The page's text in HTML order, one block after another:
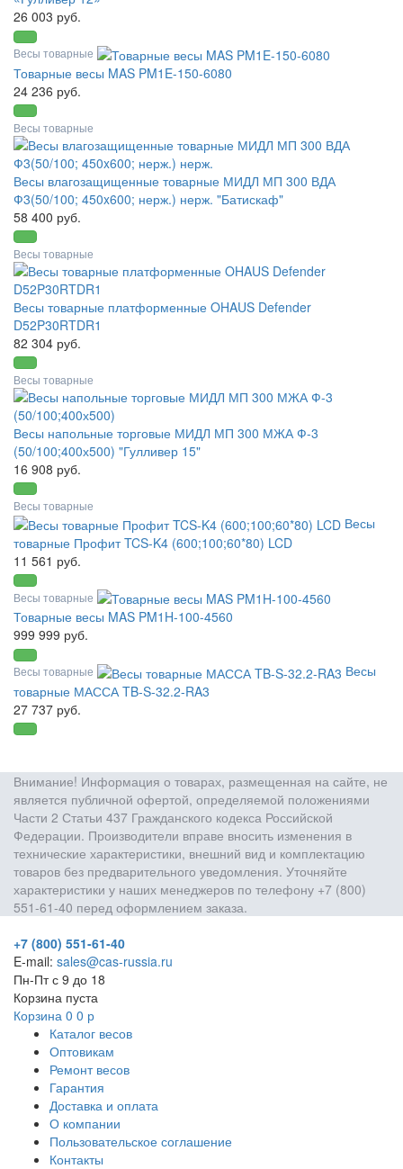
26 003 руб.
Весы товарные
Товарные весы MAS PM1E-150-6080
24 236 руб.
Весы товарные
Весы влагозащищенные товарные МИДЛ МП 300 ВДА
Ф3(50/100; 450x600; нерж.) нерж. "Батискаф"
58 400 руб.
Весы товарные
Весы товарные платформенные OHAUS Defender
D52P30RTDR1
82 304 руб.
Весы товарные
Весы напольные торговые МИДЛ МП 300 МЖА Ф-3
(50/100;400х500) "Гулливер 15"
16 908 руб.
Весы товарные
Весы
товарные Профит TCS-K4 (600;100;60*80) LCD
11 561 руб.
Весы товарные
Товарные весы MAS PM1H-100-4560
999 999 руб.
Весы товарные
Весы
товарные МАССА TB-S-32.2-RA3
27 737 руб.
Внимание! Информация о товарах, размещенная на сайте, не
является публичной офертой, определяемой положениями
Части 2 Статьи 437 Гражданского кодекса Российской
Федерации. Производители вправе вносить изменения в
технические характеристики, внешний вид и комплектацию
товаров без предварительного уведомления. Уточняйте
характеристики у наших менеджеров по телефону +7 (800)
551-61-40 перед оформлением заказа.
+7 (800) 551-61-40
E-mail: sales@cas-russia.ru
Пн-Пт с 9 до 18
Корзина пуста
Корзина 0 0 р
Каталог весов
Оптовикам
Ремонт весов
Гарантия
Доставка и оплата
О компании
Пользовательское соглашение
Контакты